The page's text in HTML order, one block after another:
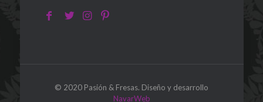
© 2020 Pasión & Fresas. Diseño y desarrollo
NavarWeb